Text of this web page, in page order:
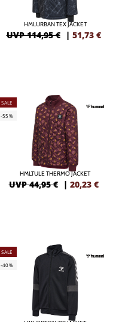
HMLURBAN TEX JACKET
UVP 114,95 € | 51,73 €
SALE
-55%
HMLTULE THERMO JACKET
UVP 44,95 € | 20,23 €
SALE
-40%